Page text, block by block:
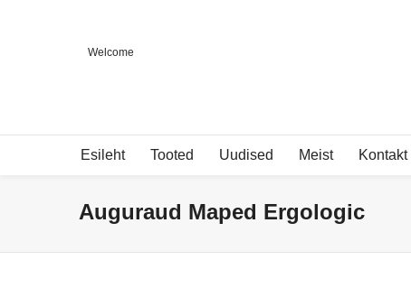
Welcome
Esileht Tooted Uudised Meist Kontakt
Auguraud Maped Ergologic